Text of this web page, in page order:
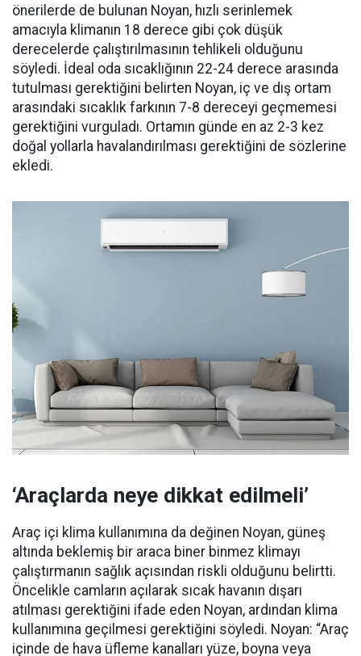
önerilerde de bulunan Noyan, hızlı serinlemek
amacıyla klimanın 18 derece gibi çok düşük
derecelerde çalıştırılmasının tehlikeli olduğunu
söyledi. İdeal oda sıcaklığının 22-24 derece arasında
tutulması gerektiğini belirten Noyan, iç ve dış ortam
arasındaki sıcaklık farkının 7-8 dereceyi geçmemesi
gerektiğini vurguladı. Ortamın günde en az 2-3 kez
doğal yollarla havalandırılması gerektiğini de sözlerine
ekledi.
‘Araçlarda neye dikkat edilmeli’
Araç içi klima kullanımına da değinen Noyan, güneş
altında beklemiş bir araca biner binmez klimayı
çalıştırmanın sağlık açısından riskli olduğunu belirtti.
Öncelikle camların açılarak sıcak havanın dışarı
atılması gerektiğini ifade eden Noyan, ardından klima
kullanımına geçilmesi gerektiğini söyledi. Noyan: “Araç
içinde de hava üfleme kanalları yüze, boyna veya